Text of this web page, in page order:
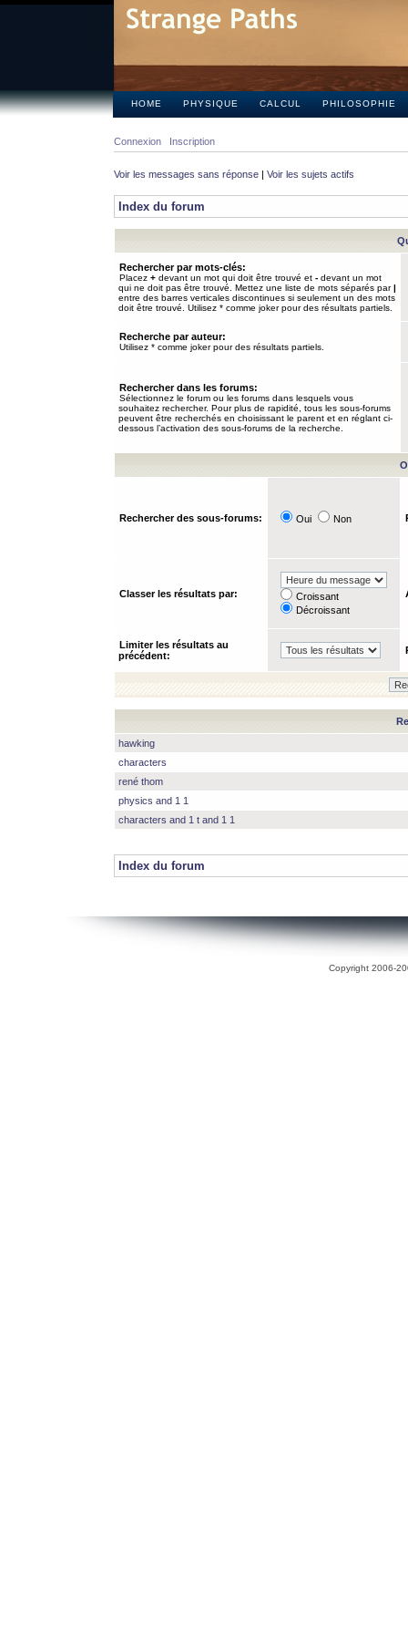
HOME PHYSIQUE CALCUL PHILOSOPHIE
Connexion Inscription
Voir les messages sans réponse | Voir les sujets actifs
Index du forum
Rechercher par mots-clés:
Placez + devant un mot qui doit être trouvé et - devant un mot
qui ne doit pas être trouvé. Mettez une liste de mots séparés par|
entre des barres verticales discontinues si seulement un des mots
doit être trouvé. Utilisez * comme joker pour des résultats partiels.
Recherche par auteur:
Utilisez * comme joker pour des résultats partiels.
Rechercher dans les forums:
Sélectionnez le forum ou les forums dans lesquels vous
souhaitez rechercher. Pour plus de rapidité, tous les sous-forums
peuvent être recherchés en choisissant le parent et en réglant ci-
dessous l’activation des sous-forums de la recherche.
Rechercher des sous-forums: Oui Non
Classer les résultats par:
Croissant
Décroissant
Limiter les résultats au
précédent:
hawking
characters
rené thom
physics and 1 1
characters and 1 t and 1 1
Index du forum
Copyright 2006-